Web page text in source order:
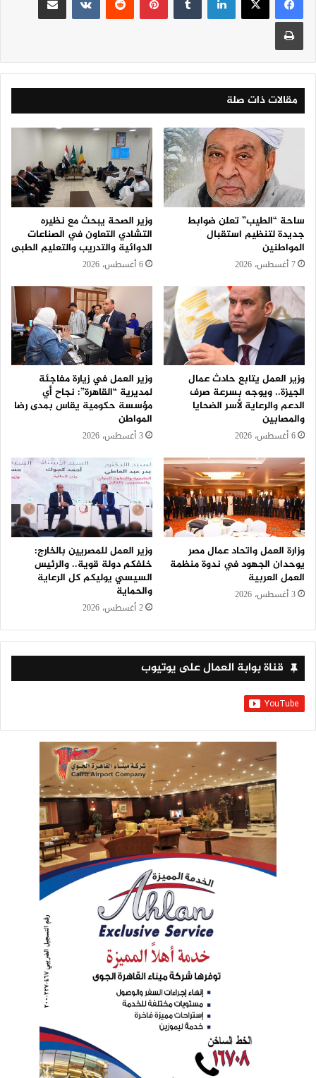
مقالات ذات صلة
ساحة “الطيب” تعلن ضوابط
جديدة لتنظيم استقبال
المواطنين
7 أغسطس، 2026
وزير الصحة يبحث مع نظيره
التشادي التعاون في الصناعات
الدوائية والتدريب والتعليم الطبى
6 أغسطس، 2026
وزير العمل يتابع حادث عمال
الجيزة.. ويوجه بسرعة صرف
الدعم والرعاية لأسر الضحايا
والمصابين
6 أغسطس، 2026
وزير العمل في زيارة مفاجئة
لمديرية “القاهرة”: نجاح أي
مؤسسة حكومية يقاس بمدى رضا
المواطن
3 أغسطس، 2026
وزارة العمل واتحاد عمال مصر
يوحدان الجهود في ندوة منظمة
العمل العربية
3 أغسطس، 2026
وزير العمل للمصريين بالخارج:
خلفكم دولة قوية.. والرئيس
السيسي يوليكم كل الرعاية
والحماية
2 أغسطس، 2026
قناة بوابة العمال على يوتيوب